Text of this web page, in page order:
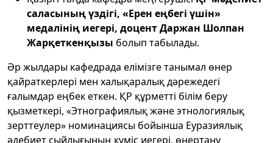
саласының үздігі, «Ерен еңбегі үшін»
медалінің иегері, доцент Даржан Шолпан
Жарқеткенқызы болып табылады.
Әр жылдары кафедрада елімізге танымал өнер
қайраткерлері мен халықаралық дәрежедегі
ғалымдар еңбек еткен. ҚР құрметті білім беру
қызметкері, «Этнографиялық және этнологиялық
зерттеулер» номинациясы бойынша Еуразиялық
әдебиет сыйлығының күміс иегері, өнертану